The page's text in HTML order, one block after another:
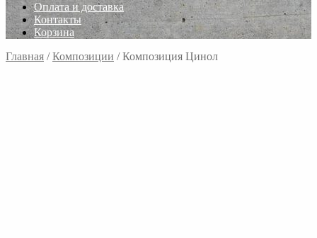
Оплата и доставка
Контакты
Корзина
Главная /Композиции /Композиция Цинол